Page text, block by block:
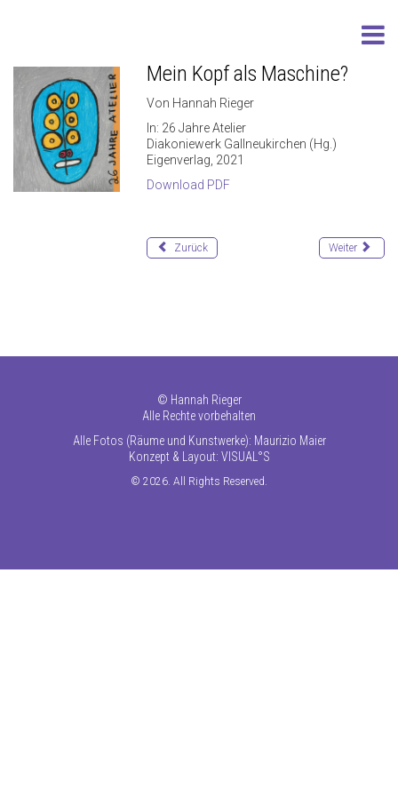
Mein Kopf als Maschine?
Von Hannah Rieger
In: 26 Jahre Atelier
Diakoniewerk Gallneukirchen (Hg.)
Eigenverlag, 2021
Download PDF
Zurück Weiter
© Hannah Rieger
Alle Rechte vorbehalten
Alle Fotos (Räume und Kunstwerke): Maurizio Maier
Konzept & Layout: VISUAL°S
© 2026. All Rights Reserved.